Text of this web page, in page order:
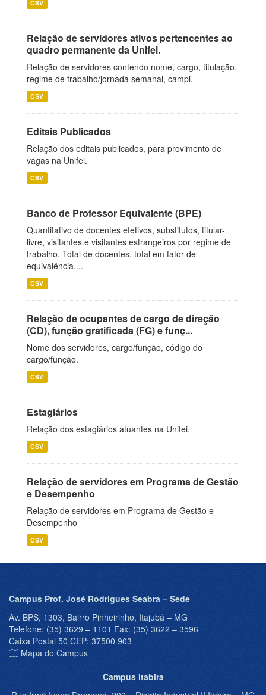
CSV
Relação de servidores ativos pertencentes ao
quadro permanente da Unifei.
Relação de servidores contendo nome, cargo, titulação,
regime de trabalho/jornada semanal, campi.
CSV
Editais Publicados
Relação dos editais publicados, para provimento de
vagas na Unifei.
CSV
Banco de Professor Equivalente (BPE)
Quantitativo de docentes efetivos, substitutos, titular-
livre, visitantes e visitantes estrangeiros por regime de
trabalho. Total de docentes, total em fator de
equivalência,...
CSV
Relação de ocupantes de cargo de direção
(CD), função gratificada (FG) e funç...
Nome dos servidores, cargo/função, código do
cargo/função.
CSV
Estagiários
Relação dos estagiários atuantes na Unifei.
CSV
Relação de servidores em Programa de Gestão
e Desempenho
Relação de servidores em Programa de Gestão e
Desempenho
CSV
Campus Prof. José Rodrigues Seabra – Sede
Av. BPS, 1303, Bairro Pinheirinho, Itajubá – MG
Telefone: (35) 3629 – 1101 Fax: (35) 3622 – 3596
Caixa Postal 50 CEP: 37500 903
Mapa do Campus
Campus Itabira